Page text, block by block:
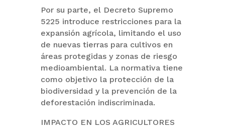
Por su parte, el Decreto Supremo
5225 introduce restricciones para la
expansión agrícola, limitando el uso
de nuevas tierras para cultivos en
áreas protegidas y zonas de riesgo
medioambiental. La normativa tiene
como objetivo la protección de la
biodiversidad y la prevención de la
deforestación indiscriminada.
IMPACTO EN LOS AGRICULTORES